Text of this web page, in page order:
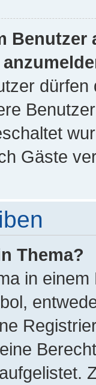
Gäste
Thema?
in